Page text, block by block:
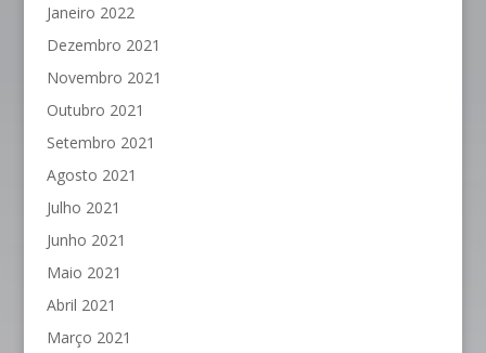
Janeiro 2022
Dezembro 2021
Novembro 2021
Outubro 2021
Setembro 2021
Agosto 2021
Julho 2021
Junho 2021
Maio 2021
Abril 2021
Março 2021